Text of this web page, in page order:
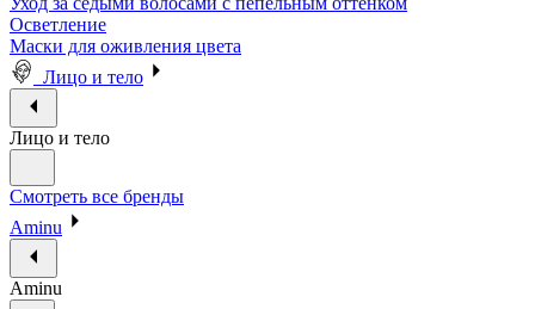
Осветление
Маски для оживления цвета
Лицо и тело
Лицо и тело
Смотреть все бренды
Aminu
Aminu